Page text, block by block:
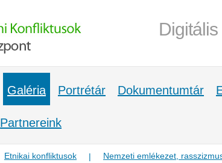
Galéria Portrétár Dokumentumtár
Partnereink
Etnikai konfliktusok | Nemzeti emlékezet,